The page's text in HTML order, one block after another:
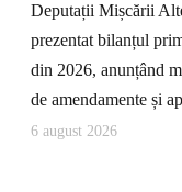
Deputații Mișcării
prezentat bilanțul
din 2026, anunțând
de amendamente și
6 august 2026